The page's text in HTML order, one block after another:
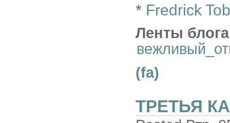
* Fredrick
Ленты
(fa)
ТРЕТЬЯ